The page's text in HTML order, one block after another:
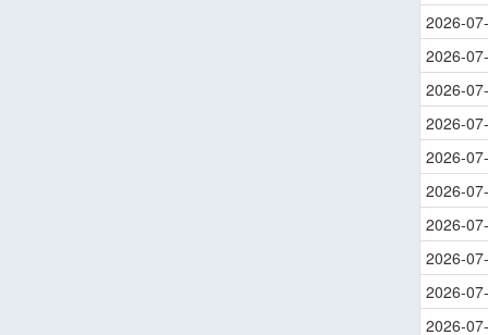
2026-
2026-
2026-
2026-
2026-
2026-
2026-
2026-
2026-
2026-